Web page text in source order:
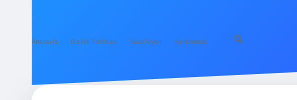
Anasayfa Gizlilik Politikası Yasal Uyarı Hakkımızda